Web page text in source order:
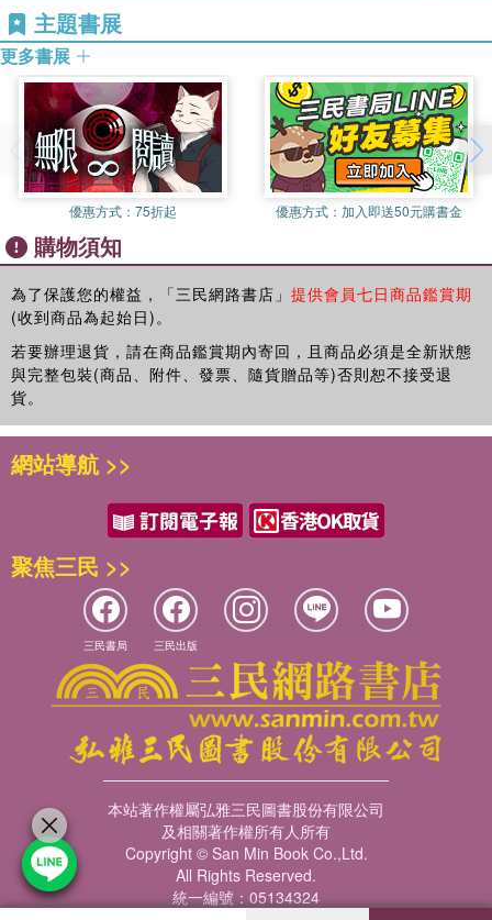
第4卷：伊斯蘭世界與歐洲世界的建立
第5卷：十字軍與蒙古帝國
第6卷：文藝復興與大航海時代
第7卷：法國大革命與工業革命
第8卷：美國獨立與南北戰爭
第9卷：列強的世界殖民與亞洲的民族運動
第10卷：第一次世界大戰與俄國大革命
第11卷：經濟大恐慌與第二次世界大戰
第12卷：冷戰與冷戰後的世界
第13卷：多極化的世界與人類的未來
別冊：世界．臺灣．中國歷史大事紀對照年表
※《增訂版全彩漫畫世界歷史》全套之特色：
特色1：確實的時代考證以重現歷史
由日本考古學家、早稻田大學名譽教授近藤二郎監修，並邀請
專家學者審訂相關單元。中文版邀請國立成功大學歷史學系專
任教授翁嘉聲審訂。
特色2：以人物為中心描繪各時代樣貌
由日本知名漫畫家繪製全彩漫畫歷史故事。每卷精選該主題、
時代下世界重要歷史人物，作為漫畫歷史劇的主軸，演繹各時
代的政治走向、經濟脈動、社會趨勢與文化發展。
特色3：卷首圖說時代背景引導思辨
每卷卷首以8頁全彩畫面圖說該時期世界所發生的關鍵事件和
社會變化，在進入漫畫歷史故事前，猶如學習導航，先行了解
相關背景，並主動思考問題。
特色4：附漫畫故事人物關係圖解
以跨頁圖表標示出主要登場人物的職務身分與政治立場，幫助
理解漫畫歷史故事中錯綜複雜的角色關係。
特色5：隨頁補充豐富知識與注解
頁補充「小知識」說明和注解，加深對歷史事件與人物的理
解。
特色6：書末彙整時代重點輔助學習
每卷書後以40頁篇幅的問答精華與圖表，整理各時代的歷史發
見的豐富知識能讓父母師長把故事說得更生動、更深入的延伸
發揮；甚至跟我一樣喜愛歷史的朋友，也都可以從這套書中發
世界歷史》一定能大大啟發你我和下一代對廣闊世界的興趣與
關懷。
※KOL搶先閱讀《增訂版全彩漫畫世界歷史》這麼說：
第13集中這些重大國際事件似乎都還在伸長手就摸得到的不遠
處，有些甚至還在進行中，每件事都讓世界變了模樣；就因為
這麼靠近，更能吸引孩子從中觀察、思辨，慢慢擴大對世界的
理解。——FB「小學生都看什麼書」版主Tey Cheng
我以為的世界歷史，只在講很久以前的東西，但第13集突破我
的想像，從掌握911恐攻、AI崛起到俄烏戰爭等震驚的事件敘
今的鋪陳，讓我們對歷史，不再感覺遙遠。——米蘭老師
加入嶄新的第13集帶你直擊21世紀重大事件！搭配前12集的完
整脈絡，讓孩子用漫畫從歷史搞懂世界！——地方爸爸與他的
小幫手們
翻開《增訂版全彩漫畫世界歷史 13：多極化的世界與人類的
未來》，坦白說，有些佩服和感動！這本書把孩子手中的新聞
碎片統合成一條清晰故事線——用時間軸串起事件，用地圖交
織脈絡，用漫畫角色說出同齡人的疑惑與抉擇——讓歷史課不
只在書本裡展開，也在每一次課後討論、每一次專題製作中持
續發酵。
理解世界已不只是「知識加分」，更是生存技能——未來工
們能閱讀這本書的原因，因為我期待他們培養的不僅是「世界
觀」，還有「未來觀」。——自律學習專家陳怡嘉老師
《增訂版全彩漫畫世界歷史》讓孩子在輕鬆的閱讀過程中挖
西方歷史發展與演進，就能有系統的將世界歷史融會貫通。小學中
高年級的你，可以練習訂定並執行讀書計畫；中學七八年級的你，
這樣讀2：輕鬆看漫畫歷史故事
把歷史當故事看，在唯美、精緻、動畫般畫風的漫畫歷史劇引領
下，理解各時代歷史人物如何用人類有限生命，在源遠流長的世界
文明中，發揮舉足輕重的影響力。
這樣讀3：掌握時代背景和人物關係
該時代關鍵事件和社會變遷等背景，以及因人物的身分和立場所交
織出錯綜復雜的關係。
這樣讀4：隨時查注解、補充小知識
閱讀漫畫故事時，遇到專有名詞和重要人物，隨時查看注解和頁眉
上的「小知識」，在有趣的補充說明下，細究人類生活的軌跡。
這樣讀5：深入理解歷史故事內容
書末「時代總結」彙整每段時期的世界地圖和年表，滿足你想有系
統的理解漫畫故事內容，建立完整的史地觀；同時欣賞文獻史蹟照
片，讓抽象中的歷史具象化。
這樣讀6：連結生活經驗與應用
「世界史聚光燈」單元補充許多生活應用的歷史演變，配合剖面
圖、表格、照片，幫助你訓練不同形式的閱讀力。
②亞羅號戰爭與太平天國之亂
 洪秀全起義
 太平天國
 亞羅號事件
 李鴻章
 戈登將軍
③印度大叛亂
 印度土兵的叛亂
 印度大叛亂
 馬拉塔聯盟
 蒙兀兒帝國的終結
④鄂圖曼帝國的衰退
 阿卜杜勒阿齊茲
 克里米亞戰爭
 《聖斯泰法諾條約》
⑤俾斯麥與德意志統一
 鐵血宰相俾斯麥
 威廉一世
 奧匈帝國
 西班牙王位繼承問題
⑥塞西爾‧羅茲與南非
 塞西爾．羅茲
 南非聯邦
 維多利亞女王的人生句點
附錄：深入理解漫畫內容——時代總結
主題書展
更多書展
優惠方式： 75折起 優惠方式： 加入即送50元購書金
購物須知
為了保護您的權益，「三民網路書店」 提供會員七日商品鑑賞期
(收到商品為起始日)。
若要辦理退貨，請在商品鑑賞期內寄回，且商品必須是全新狀態
與完整包裝(商品、附件、發票、隨貨贈品等)否則恕不接受退
貨。
網站導航 >>
聚焦三民 >>
三民書局 三民出版
本站著作權屬弘雅三民圖書股份有限公司
及相關著作權所有人所有
Copyright © San Min Book Co.,Ltd.
All Rights Reserved.
統一編號：05134324